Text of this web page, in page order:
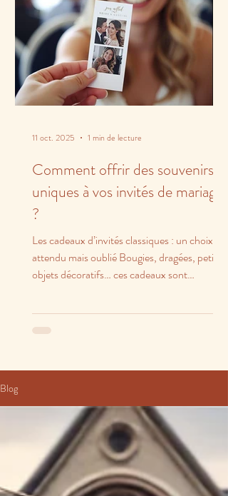
Comment offrir des souvenirs
uniques à vos invités de mariage
?
Les cadeaux d’invités classiques : un choix
attendu mais oublié Bougies, dragées, petits
objets décoratifs… ces cadeaux sont
11 oct. 2025 1 min de lecture
Blog